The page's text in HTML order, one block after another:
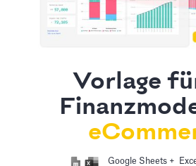
Vorlage
Google Sheets +